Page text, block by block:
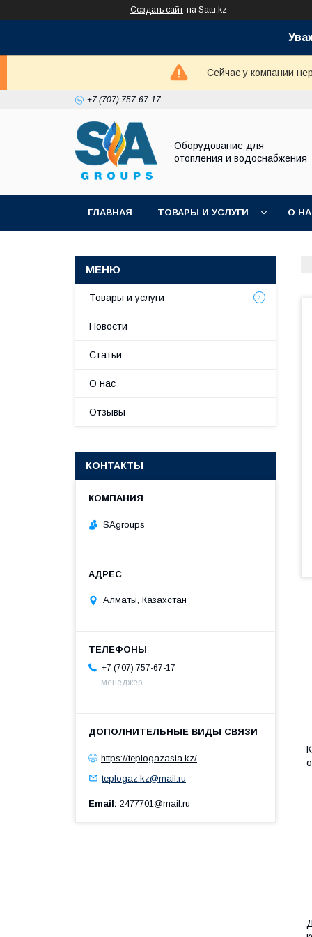
Создать сайт на Satu.kz
Сейчас у компании
+7 (707) 757-67-17
Оборудование для
отопления и водоснабжения
ГЛАВНАЯ ТОВАРЫ И УСЛУГИ О
Товары и услуги
Новости
Статьи
О нас
Отзывы
КОНТАКТЫ
SAgroups
Алматы, Казахстан
+7 (707) 757-67-17
менеджер
https://teplogazasia.kz/
teplogaz.kz@mail.ru
Email 2477701@mail.ru